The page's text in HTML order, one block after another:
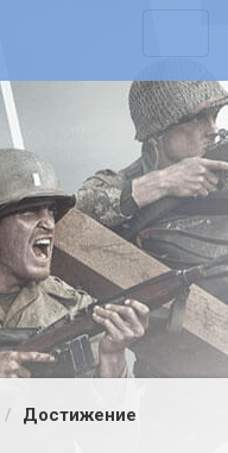
Достижение